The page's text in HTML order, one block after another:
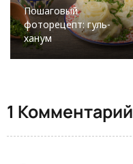
Пошаговый
фоторецепт: гуль-
ханум
1 Комментарий